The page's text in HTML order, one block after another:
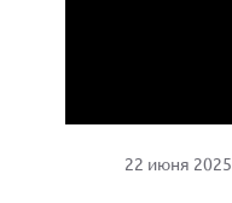
22 июня 2025